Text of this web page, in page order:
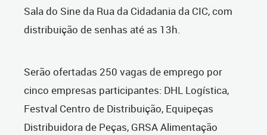
Sala do Sine da Rua da Cidadania da CIC, com
distribuição de senhas até as 13h.
Serão ofertadas 250 vagas de emprego por
cinco empresas participantes: DHL Logística,
Festval Centro de Distribuição, Equipeças
Distribuidora de Peças, GRSA Alimentação